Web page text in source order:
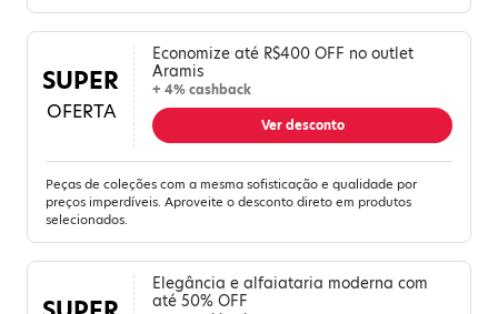
SUPER
OFERTA
Economize até R$400 OFF no outlet
Aramis
+ 4% cashback
Ver desconto
Peças de coleções com a mesma sofisticação e qualidade por
preços imperdíveis. Aproveite o desconto direto em produtos
selecionados.
Elegância e alfaiataria moderna com
até 50% OFF